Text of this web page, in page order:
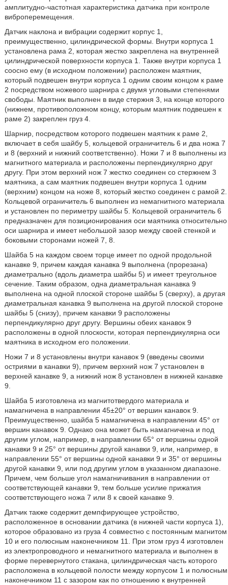
амплитудно-частотная характеристика датчика при контроле
виброперемещения.
Датчик наклона и вибрации содержит корпус 1,
преимущественно, цилиндрической формы. Внутри корпуса 1
установлена рама 2, которая жестко закреплена на внутренней
цилиндрической поверхности корпуса 1. Также внутри корпуса 1
соосно ему (в исходном положении) расположен маятник,
который подвешен внутри корпуса 1 одним своим концом к раме
2 посредством ножевого шарнира с двумя угловыми степенями
свободы. Маятник выполнен в виде стержня 3, на конце которого
(нижнем, противоположном концу, которым маятник подвешен к
раме 2) закреплен груз 4.
Шарнир, посредством которого подвешен маятник к раме 2,
включает в себя шайбу 5, кольцевой ограничитель 6 и два ножа 7
и 8 (верхний и нижний соответственно). Ножи 7 и 8 выполнены из
магнитного материала и расположены перпендикулярно друг
другу. При этом верхний нож 7 жестко соединен со стержнем 3
маятника, а сам маятник подвешен внутри корпуса 1 одним
(верхним) концом на ноже 8, который жестко соединен с рамой 2.
Кольцевой ограничитель 6 выполнен из немагнитного материала
и установлен по периметру шайбы 5. Кольцевой ограничитель 6
предназначен для позиционирования оси маятника относительно
оси шарнира и имеет небольшой зазор между своей стенкой и
боковыми сторонами ножей 7, 8.
Шайба 5 на каждом своем торце имеет по одной продольной
канавке 9, причем каждая канавка 9 выполнена (прорезана)
диаметрально (вдоль диаметра шайбы 5) и имеет треугольное
сечение. Таким образом, одна диаметральная канавка 9
выполнена на одной плоской стороне шайбы 5 (сверху), а другая
диаметральная канавка 9 выполнена на другой плоской стороне
шайбы 5 (снизу), причем канавки 9 расположены
перпендикулярно друг другу. Вершины обеих канавок 9
расположены в одной плоскости, которая перпендикулярна оси
маятника в исходном его положении.
Ножи 7 и 8 установлены внутри канавок 9 (введены своими
остриями в канавки 9), причем верхний нож 7 установлен в
верхней канавке 9, а нижний нож 8 установлен в нижней канавке
9.
Шайба 5 изготовлена из магнитотвердого материала и
намагничена в направлении 45±20° от вершин канавок 9.
Преимущественно, шайба 5 намагничена в направлении 45° от
вершин канавок 9. Однако она может быть намагничена и под
другим углом, например, в направлении 65° от вершины одной
канавки 9 и 25° от вершины другой канавки 9, или, например, в
направлении 55° от вершины одной канавки 9 и 35° от вершины
другой канавки 9, или под другим углом в указанном диапазоне.
Причем, чем больше угол намагничивания в направлении от
соответствующей канавки 9, тем больше усилие прижатия
соответствующего ножа 7 или 8 к своей канавке 9.
Датчик также содержит демпфирующее устройство,
расположенное в основании датчика (в нижней части корпуса 1),
которое образовано из груза 4 совместно с постоянным магнитом
10 и его полюсным наконечником 11. При этом груз 4 изготовлен
из электропроводного и немагнитного материала и выполнен в
форме перевернутого стакана, цилиндрическая часть которого
расположена в кольцевой полости между корпусом 1 и полюсным
наконечником 11 с зазором как по отношению к внутренней